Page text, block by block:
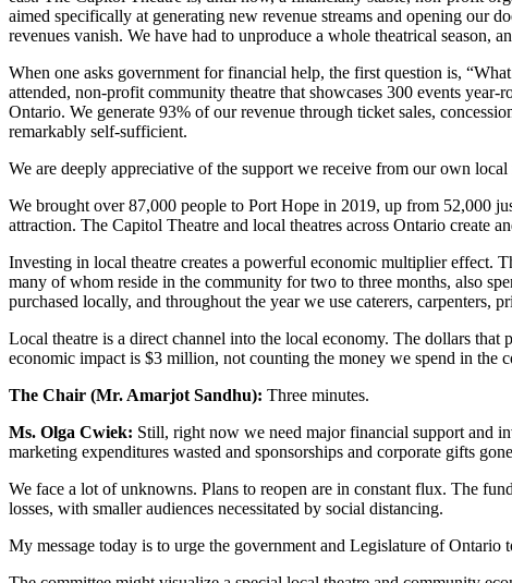
aimed specifically at generating new revenue streams and opening our
revenues vanish. We have had to unproduce a whole theatrical season,
When one asks government for financial help, the first question is,
attended, non-profit community theatre that showcases 300 events
Ontario. We generate 93% of our revenue through ticket sales,
remarkably self-sufficient.
We are deeply appreciative of the support we receive from our own
We brought over 87,000 people to Port Hope in 2019, up from 52,000
attraction. The Capitol Theatre and local theatres across Ontario create
Investing in local theatre creates a powerful economic multiplier effect.
many of whom reside in the community for two to three months, also
purchased locally, and throughout the year we use caterers, carpenters,
Local theatre is a direct channel into the local economy. The dollars
economic impact is $3 million, not counting the money we spend in the
The Chair (Mr. Amarjot Sandhu): Three minutes.
Ms. Olga Cwiek: Still, right now we need major financial support and
marketing expenditures wasted and sponsorships and corporate gifts
We face a lot of unknowns. Plans to reopen are in constant flux. The
losses, with smaller audiences necessitated by social distancing.
My message today is to urge the government and Legislature of